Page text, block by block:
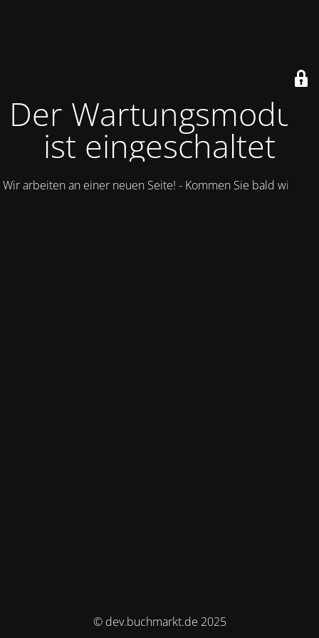
Der Wartungsmodus
ist eingeschaltet
Wir arbeiten an einer neuen Seite! - Kommen Sie bald wieder.
© dev.buchmarkt.de 2025